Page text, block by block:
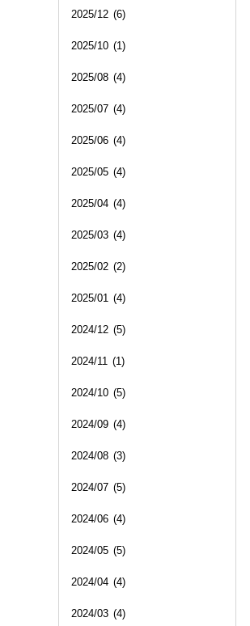
2025/12 (6)
2025/10 (1)
2025/08 (4)
2025/07 (4)
2025/06 (4)
2025/05 (4)
2025/04 (4)
2025/03 (4)
2025/02 (2)
2025/01 (4)
2024/12 (5)
2024/11 (1)
2024/10 (5)
2024/09 (4)
2024/08 (3)
2024/07 (5)
2024/06 (4)
2024/05 (5)
2024/04 (4)
2024/03 (4)